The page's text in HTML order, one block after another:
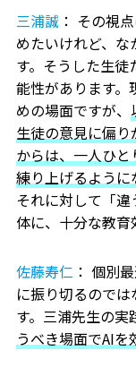
三浦誠： その視
めたいけれど、
す。そうした生
能性があります。
めの場面ですが、
生徒の意見に偏
からは、一人ひ
練り上げるように
それに対して「
体に、十分な教
佐藤寿仁 ： 個別
に振り切るので
す。三浦先生の実
うべき場面でAI